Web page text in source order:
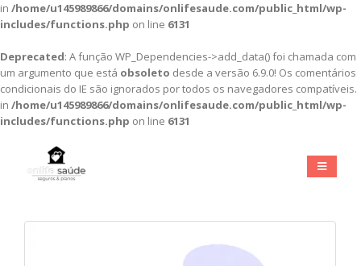
in /home/u145989866/domains/onlifesaude.com/public_html/wp-
includes/functions.php on line 6131
Deprecated: A função WP_Dependencies->add_data() foi chamada com
um argumento que está obsoleto desde a versão 6.9.0! Os comentários
condicionais do IE são ignorados por todos os navegadores compatíveis.
in /home/u145989866/domains/onlifesaude.com/public_html/wp-
includes/functions.php on line 6131